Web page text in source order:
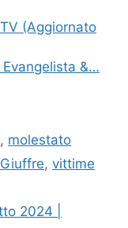
(Aggiornato
&…
, molestato
, vittime
2024 |